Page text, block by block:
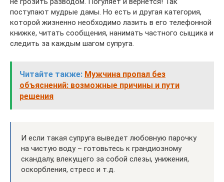
поступают мудрые дамы. Но есть и другая категория,
которой жизненно необходимо лазить в его телефонной
книжке, читать сообщения, нанимать частного сыщика и
следить за каждым шагом супруга.
Читайте также: Мужчина пропал без
объяснений: возможные причины и пути
решения
И если такая супруга выведет любовную парочку
на чистую воду – готовьтесь к грандиозному
скандалу, влекущего за собой слезы, унижения,
оскорбления, стресс и т.д.